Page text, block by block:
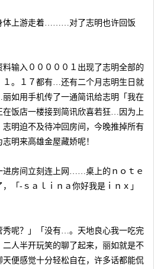
体上游走着………对了志明也许回饭
输入０００００１出现了志明全部的
１。１７都有…还有二个月志明生日就
用手机传了一通简讯给志明「我在
饭店一楼接到简讯欣喜若狂…因为上
明迫不及待冲回房间，今晚推掉所有
明来高雄金屋藏娇呢！
房间立刻连上网……桌上的ｎｏｔｅ
「-ｓａｌｉｎａ你好我是ｉｎｘ」
秀呢？」「没有…。天地良心我一吃完
人半开玩笑的聊了起来，丽如就是不
便感觉十分轻松自在，许多话都能侃